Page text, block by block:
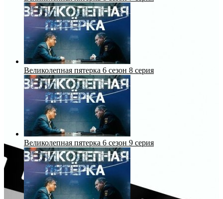
Великолепная пятерка 6 сезон 8 серия
Великолепная пятерка 6 сезон 9 серия